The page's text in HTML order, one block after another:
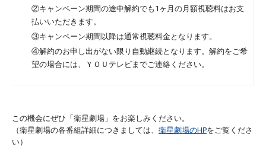
②キャンペーン期間の途中解約でも1ヶ月の月額視聴料はお支
払いいただきます。
③キャンペーン期間以降は通常視聴料金となります。
④解約のお申し出がない限り自動継続となります。解約をご希
望の場合には、ＹＯＵテレビまでご連絡ください。
この機会にぜひ「衛星劇場」をお楽しみください。
（衛星劇場の各番組詳細につきましては、 衛星劇場のHPをご覧くださ
い）